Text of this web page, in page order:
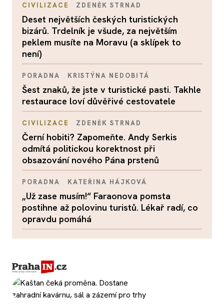
CIVILIZACE ZDENĚK STRNAD
Deset největších českých turistických
bizárů. Trdelník je všude, za největším
peklem musíte na Moravu (a sklípek to
není)
PORADNA KRISTÝNA NEDOBITÁ
Šest znaků, že jste v turistické pasti. Takhle
restaurace loví důvěřivé cestovatele
CIVILIZACE ZDENĚK STRNAD
Černí hobiti? Zapomeňte. Andy Serkis
odmítá politickou korektnost při
obsazování nového Pána prstenů
PORADNA KATEŘINA HÁJKOVÁ
„Už zase musím!“ Faraonova pomsta
postihne až polovinu turistů. Lékař radí, co
opravdu pomáhá